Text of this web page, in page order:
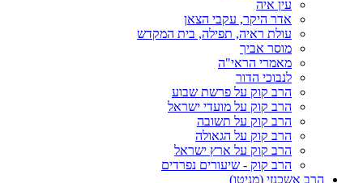
עין איה
אדר היקר, עקבי הצאן
עולת ראיה, תפילה, בית המקדש
מוסר אביך
מאמרי הראי"ה
לנבוכי הדור
הרב קוק על פרשת שבוע
הרב קוק על מועדי ישראל
הרב קוק על תשובה
הרב קוק על הגאולה
הרב קוק על ארץ ישראל
הרב קוק - שיעורים נפרדים
הרב אשכנזי (מניטו)